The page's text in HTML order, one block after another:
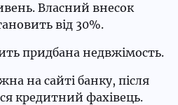
Власний внесок
від 30%.
придбана недвжімость.
на сайті банку, після
кредитний фахівець.